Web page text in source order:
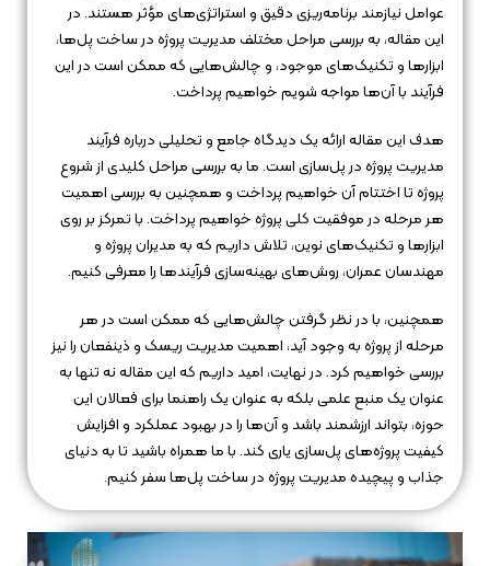
عوامل نیازمند برنامه‌ریزی دقیق و استراتژی‌های مؤثر هستند. در
این مقاله، به بررسی مراحل مختلف مدیریت پروژه در ساخت پل‌ها،
ابزارها و تکنیک‌های موجود، و چالش‌هایی که ممکن است در این
فرآیند با آن‌ها مواجه شویم خواهیم پرداخت.
هدف این مقاله ارائه یک دیدگاه جامع و تحلیلی درباره فرآیند
مدیریت پروژه در پل‌سازی است. ما به بررسی مراحل کلیدی از شروع
پروژه تا اختتام آن خواهیم پرداخت و همچنین به بررسی اهمیت
هر مرحله در موفقیت کلی پروژه خواهیم پرداخت. با تمرکز بر روی
ابزارها و تکنیک‌های نوین، تلاش داریم که به مدیران پروژه و
مهندسان عمران، روش‌های بهینه‌سازی فرآیندها را معرفی کنیم.
همچنین، با در نظر گرفتن چالش‌هایی که ممکن است در هر
مرحله از پروژه به وجود آید، اهمیت مدیریت ریسک و ذینفعان را نیز
بررسی خواهیم کرد. در نهایت، امید داریم که این مقاله نه تنها به
عنوان یک منبع علمی بلکه به عنوان یک راهنما برای فعالان این
حوزه، بتواند ارزشمند باشد و آن‌ها را در بهبود عملکرد و افزایش
کیفیت پروژه‌های پل‌سازی یاری کند. با ما همراه باشید تا به دنیای
جذاب و پیچیده مدیریت پروژه در ساخت پل‌ها سفر کنیم.